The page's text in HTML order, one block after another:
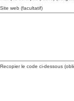
Site web (facultatif)
Recopier le code ci-dessous